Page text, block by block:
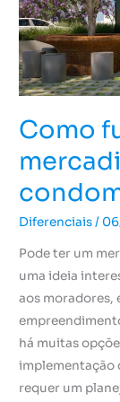
Como
Diferenciais/
Pode ter um
uma ideia
aos moradores,
há muitas
implementação
requer um
condomínio?